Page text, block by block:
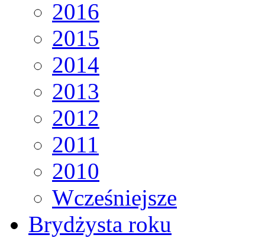
2016
2015
2014
2013
2012
2011
2010
Wcześniejsze
Brydżysta roku